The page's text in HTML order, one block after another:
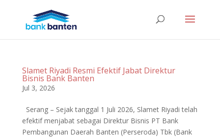
Slamet Riyadi Resmi Efektif Jabat Direktur
Bisnis Bank Banten
Jul 3, 2026
Serang – Sejak tanggal 1 Juli 2026, Slamet Riyadi telah
efektif menjabat sebagai Direktur Bisnis PT Bank
Pembangunan Daerah Banten (Perseroda) Tbk (Bank